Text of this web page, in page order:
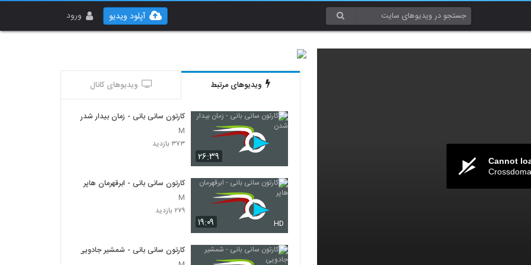
ورود آپلود ویدیو
Cannot
ویدیوهای مرتبط ویدیوهای کانال
۲۶:۳۹
کارتون سانی بانی - زمان بیدار شدن
M
۳۷۳ بازدید
۱۹:۰۹ HD
کارتون سانی بانی - ابرقهرمان هاپر
M
۲۷۹ بازدید
کارتون سانی بانی - شمشیر جادویی